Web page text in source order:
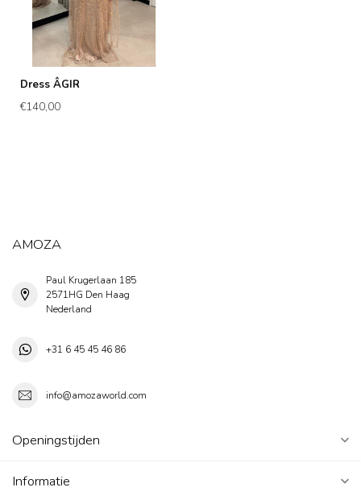
Dress ÂGIR
€140,00
AMOZA
Paul Krugerlaan 185
2571HG Den Haag
Nederland
+31 6 45 45 46 86
info@amozaworld.com
Openingstijden
Informatie